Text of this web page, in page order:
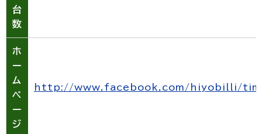
台
数
ホ
ー
ム
ペ
ー
ジ
http://www.facebook.com/hiyobilli/